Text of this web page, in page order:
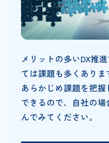
メリットの多いDX推
ては課題も多くありま
あらかじめ課題を把
できるので、自社の
んでみてください。